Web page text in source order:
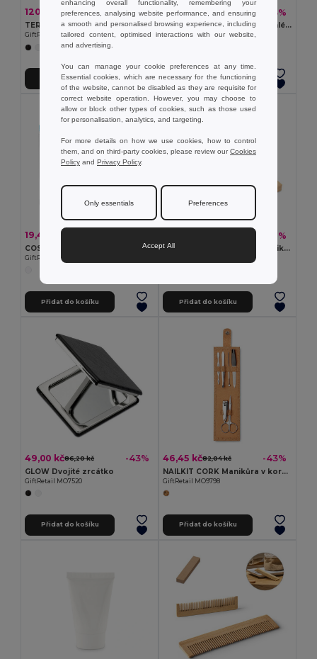
120,87 kč211,23 kč -43%
TERRY Ručník, přírodní bavlna 100x50
GiftRetail MO9931
+4 Colors
Přidat do košíku
34,67 kč60,55 kč -43%
SUNCARE 30 ml opalovací mléko
GiftRetail MO8512
Přidat do košíku
19,41 kč
COSMOBAG Kosmetická taštička
GiftRetail MO9627
Přidat do košíku
-60%
SEWA Sada nástrojů na manikúru
Přidat do košíku
49,00 kč86,20 kč -43%
GLOW Dvojité zrcátko
GiftRetail MO7520
Přidat do košíku
46,45 kč82,04 kč -43%
NAILKIT CORK Manikůra v korkovém pouzdru
GiftRetail MO9798
Přidat do košíku
enhancing overall functionality, remembering your
preferences, analysing website performance, and ensuring
a smooth and personalised browsing experience, including
tailored content, optimised interactions with our website,
and advertising.
You can manage your cookie preferences at any time.
Essential cookies, which are necessary for the functioning
of the website, cannot be disabled as they are requisite for
correct website operation. However, you may choose to
allow or block other types of cookies, such as those used
for personalisation, analytics, and targeting.
For more details on how we use cookies, how to control
them, and on third-party cookies, please review ourCookies
Policy and Privacy Policy.
Only essentials Preferences
Accept All